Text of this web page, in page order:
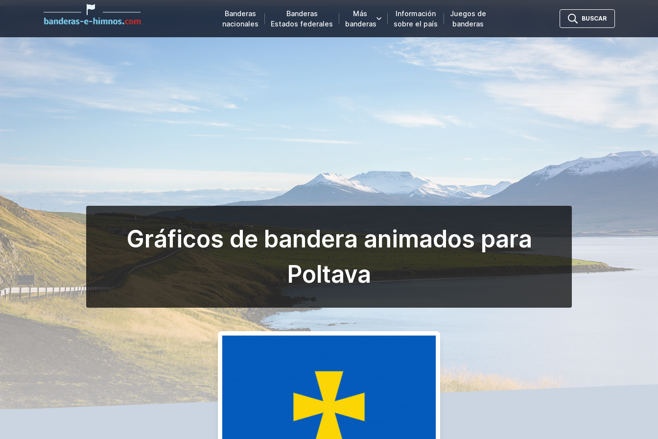
Banderas
nacionales
Banderas
Estados federales
Más
banderas
Información
sobre el país
Juegos de
banderas
BUSCAR
Gráficos de bandera animados para
Poltava